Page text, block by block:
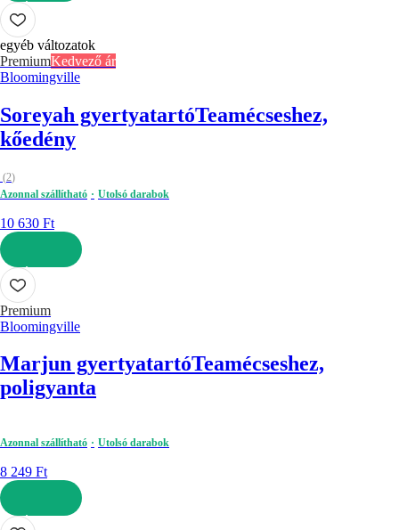
KOSÁRBA
egyéb változatok
PremiumKedvező ár
Bloomingville
Soreyah gyertyatartóTeamécseshez,
kőedény
(2)
Azonnal szállítható
Utolsó darabok
10 630 Ft
KOSÁRBA
Premium
Bloomingville
Marjun gyertyatartóTeamécseshez,
poligyanta
Azonnal szállítható Utolsó darabok
8 249 Ft
KOSÁRBA